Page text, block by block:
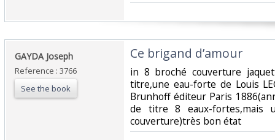
‎GAYDA Joseph‎
Reference : 3766
See the book
‎Ce brigand d’amour‎
‎in 8 broché couverture
titre,une eau-forte de Louis
Brunhoff éditeur Paris
de titre 8 eaux-fortes,mais
couverture)très bon état ‎